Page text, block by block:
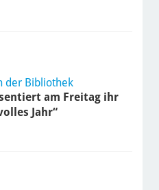
der Bibliothek
am Freitag ihr
Jahr“